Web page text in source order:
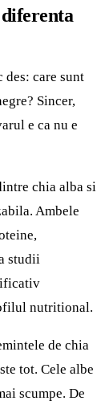
des: care sunt
Sincer,
e ca nu e
chia alba si
Ambele
,
studii
nutritional.
de chia
tot. Cele albe
scumpe. De